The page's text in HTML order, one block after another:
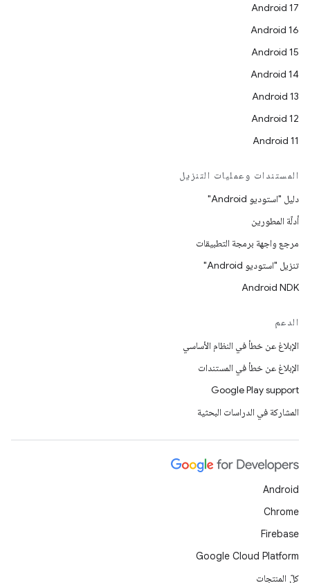
Android 17
Android 16
Android 15
Android 14
Android 13
Android 12
Android 11
المستندات وعمليات التنزيل
دليل "استوديو Android"
أدلّة المطورين
مرجع واجهة برمجة التطبيقات
تنزيل "استوديو Android"
Android NDK
الدعم
الإبلاغ عن خطأ في النظام الأساسي
الإبلاغ عن خطأ في المستندات
Google Play support
المشاركة في الدراسات البحثية
Android
Chrome
Firebase
Google Cloud Platform
كلّ المنتجات